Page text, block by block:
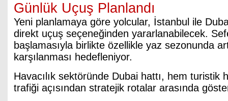
Günlük Uçuş Planlandı
Yeni planlamaya göre yolcular, İstanbul ile
direkt uçuş seçeneğinden yararlanabilecek.
başlamasıyla birlikte özellikle yaz sezonunda
karşılanması hedefleniyor.
Havacılık sektöründe Dubai hattı, hem turistik
trafiği açısından stratejik rotalar arasında